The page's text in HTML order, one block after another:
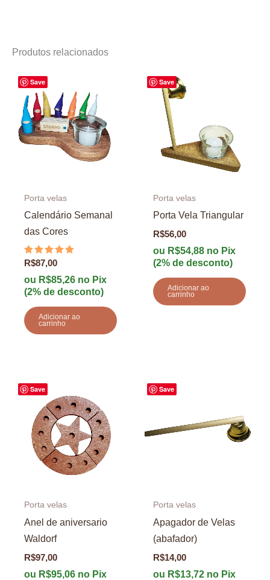
Produtos relacionados
Save
Porta velas
Calendário Semanal
das Cores
Avaliação
5.00
de 5
R$87,00
ou R$85,26no Pix
(2% de desconto)
Adicionar ao
carrinho
Save
Porta velas
Porta Vela Triangular
R$56,00
ou R$54,88no Pix
(2% de desconto)
Adicionar ao
carrinho
Save
Porta velas
Anel de aniversario
Waldorf
R$97,00
ou R$95,06no Pix
Save
Porta velas
Apagador de Velas
(abafador)
R$14,00
ou R$13,72no Pix